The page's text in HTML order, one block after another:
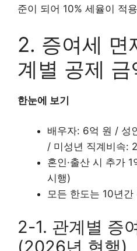
준이 되어 10% 세율이 적
2. 증여세 면
계별 공제 금
한눈에 보기
배우자: 6억 원 / 성
/ 미성년 직계비속:
혼인·출산 시 추가
시행)
모든 한도는 10년간
2-1. 관계별 증
(2026년 현행)